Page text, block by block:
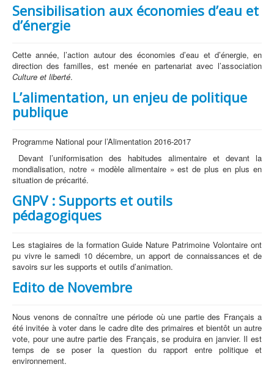
Sensibilisation aux économies d’eau et
d’énergie
Cette année, l’action autour des économies d’eau et d’énergie, en
direction des familles, est menée en partenariat avec l’association
Culture et liberté.
L’alimentation, un enjeu de politique
publique
Programme National pour l’Alimentation 2016-2017
Devant l’uniformisation des habitudes alimentaire et devant la
mondialisation, notre « modèle alimentaire » est de plus en plus en
situation de précarité.
GNPV : Supports et outils
pédagogiques
Les stagiaires de la formation Guide Nature Patrimoine Volontaire ont
pu vivre le samedi 10 décembre, un apport de connaissances et de
savoirs sur les supports et outils d’animation.
Edito de Novembre
Nous venons de connaître une période où une partie des Français a
été invitée à voter dans le cadre dite des primaires et bientôt un autre
vote, pour une autre partie des Français, se produira en janvier. Il est
temps de se poser la question du rapport entre politique et
environnement.